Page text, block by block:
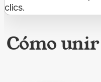
clics.
Cómo